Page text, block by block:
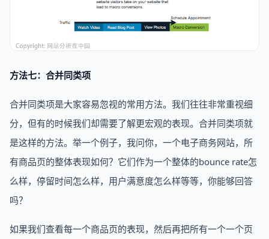
方法七：合并同类项
合并同类项是大家容易忽视的常用方法。我们往往非常重视细
分，但有的时候我们却需要了解更宏观的表现。合并同类项就
是这样的方法。举一个例子，我问你，一个电子商务网站，所
有商品页的整体表现如何？它们作为一个整体的bounce rate怎
么样，停留时间怎么样，用户满意度怎么样等等，你能够回答
吗？
如果我们查看每一个商品页的表现，然后再把所有一个一个页